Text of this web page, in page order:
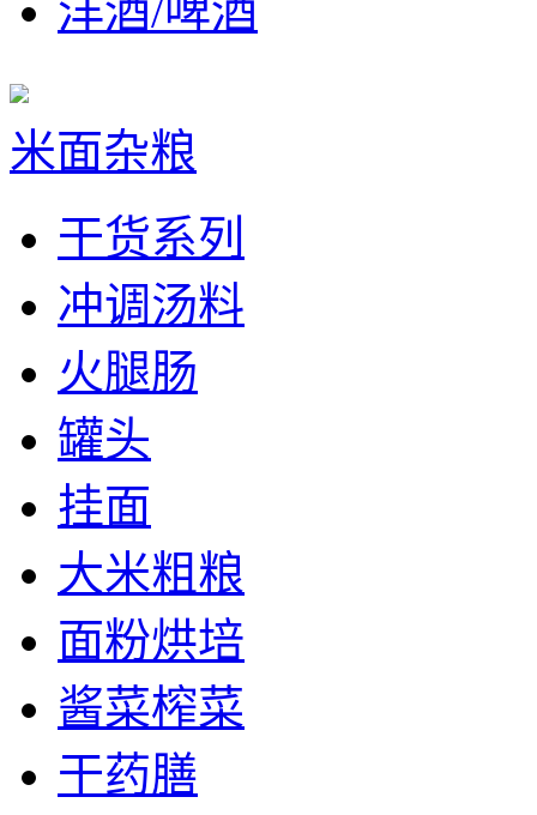
洋酒/啤酒
米面杂粮
干货系列
冲调汤料
火腿肠
罐头
挂面
大米粗粮
面粉烘培
酱菜榨菜
干药膳